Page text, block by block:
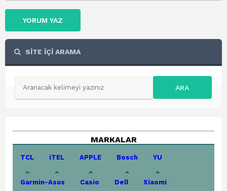
YORUM YAZ
SİTE İÇİ ARAMA
ARA
MARKALAR
TCL iTEL APPLE Bosch YU
Garmin-Asus Casio Dell Xiaomi